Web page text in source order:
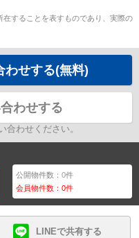
することを表すものであり、実際の
わせする(無料)
わせする
合わせください。
公開物件数：0件
会員物件数：0件
LINEで共有する